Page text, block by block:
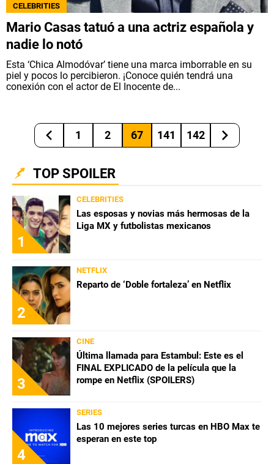
CELEBRITIES
Mario Casas tatuó a una actriz española y
nadie lo notó
Esta ‘Chica Almodóvar’ tiene una marca imborrable en su
piel y pocos lo percibieron. ¡Conoce quién tendrá una
conexión con el actor de El Inocente de...
1 2 67 141 142
TOP SPOILER
1
CELEBRITIES
Las esposas y novias más hermosas de la
Liga MX y futbolistas mexicanos
2
NETFLIX
Reparto de ‘Doble fortaleza’ en Netflix
3
CINE
Última llamada para Estambul: Este es el
FINAL EXPLICADO de la película que la
rompe en Netflix (SPOILERS)
4
SERIES
Las 10 mejores series turcas en HBO Max te
esperan en este top